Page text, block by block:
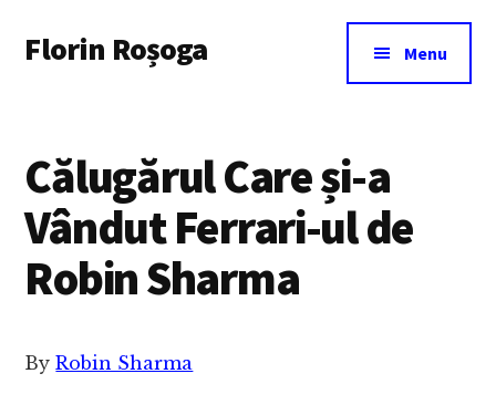
main
menu
Florin Roșoga Menu
Călugărul Care și-a
Vândut Ferrari-ul de
Robin Sharma
ByRobin Sharma